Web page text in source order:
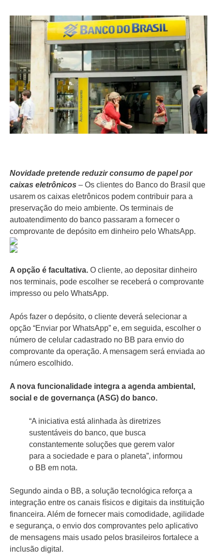
Novidade pretende reduzir consumo de papel por
caixas eletrônicos – Os clientes do Banco do Brasil que
usarem os caixas eletrônicos podem contribuir para a
preservação do meio ambiente. Os terminais de
autoatendimento do banco passaram a fornecer o
comprovante de depósito em dinheiro pelo WhatsApp.
A opção é facultativa. O cliente, ao depositar dinheiro
nos terminais, pode escolher se receberá o comprovante
impresso ou pelo WhatsApp.
Após fazer o depósito, o cliente deverá selecionar a
opção “Enviar por WhatsApp” e, em seguida, escolher o
número de celular cadastrado no BB para envio do
comprovante da operação. A mensagem será enviada ao
número escolhido.
A nova funcionalidade integra a agenda ambiental,
social e de governança (ASG) do banco.
“A iniciativa está alinhada às diretrizes
sustentáveis do banco, que busca
constantemente soluções que gerem valor
para a sociedade e para o planeta”, informou
o BB em nota.
Segundo ainda o BB, a solução tecnológica reforça a
integração entre os canais físicos e digitais da instituição
financeira. Além de fornecer mais comodidade, agilidade
e segurança, o envio dos comprovantes pelo aplicativo
de mensagens mais usado pelos brasileiros fortalece a
inclusão digital.